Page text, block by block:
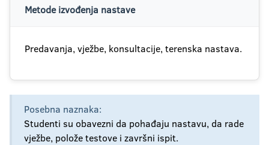
Metode izvođenja nastave
Predavanja, vježbe, konsultacije, terenska nastava.
Posebna naznaka:
Studenti su obavezni da pohađaju nastavu, da rade
vježbe, polože testove i završni ispit.